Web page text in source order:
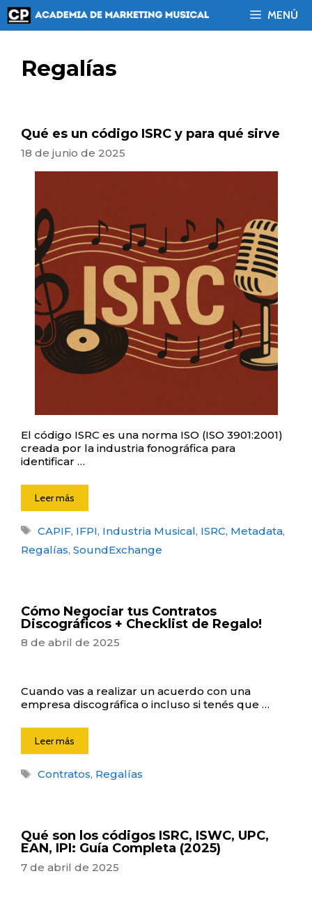
Saltar
al
contenido
MENÚ
Regalías
Qué es un código ISRC y para qué sirve
18 de junio de 2025
El código ISRC es una norma ISO (ISO 3901:2001)
creada por la industria fonográfica para
identificar …
Leer más
Etiquetas
CAPIF, IFPI, Industria Musical, ISRC, Metadata,
Regalías, SoundExchange
Cómo Negociar tus Contratos
Discográficos + Checklist de Regalo!
8 de abril de 2025
Cuando vas a realizar un acuerdo con una
empresa discográfica o incluso si tenés que …
Leer más
Etiquetas
Contratos, Regalías
Qué son los códigos ISRC, ISWC, UPC,
EAN, IPI: Guía Completa (2025)
7 de abril de 2025